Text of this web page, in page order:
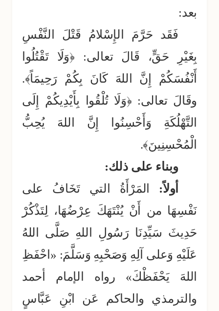
بعد:
فَقَد حَرَّمَ الإِسْلامُ قَتْلَ النَّفْسِ
بِغَيْرِ حَقٍّ، قَالَ تعالى: ﴿وَلَا تَقْتُلُوا
أَنْفُسَكُمْ إِنَّ اللهَ كَانَ بِكُمْ رَحِيمَاً﴾.
وقَالَ تعالى: ﴿وَلَا تُلْقُوا بِأَيْدِيكُمْ إِلَى
التَّهْلُكَةِ وَأَحْسِنُوا إِنَّ اللهَ يُحِبُّ
الْمُحْسِنِينَ﴾.
وبناء على ذلك:
أولاً:
المَرْأَةُ التي تَخَافُ على
نَفْسِهَا من أَنْ يُنْتَهَكَ عِرْضُهَا، لِتَذْكُرْ
حَدِيثَ سَيِّدِنَا رَسُولِ اللهِ صَلَّى اللهُ
عَلَيْهِ وَعلى آلِهِ وَصَحْبِهِ وَسَلَّمَ: «احْفَظِ
اللهَ يَحْفَظْكَ» رواه الإمام أحمد
والترمذي والحاكم عَن ابْنِ عَبَّاسٍ